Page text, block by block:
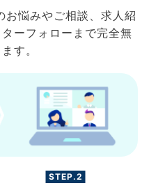
お悩みやご相談、求人紹
ーフォローまで完全無
す。
STEP.2